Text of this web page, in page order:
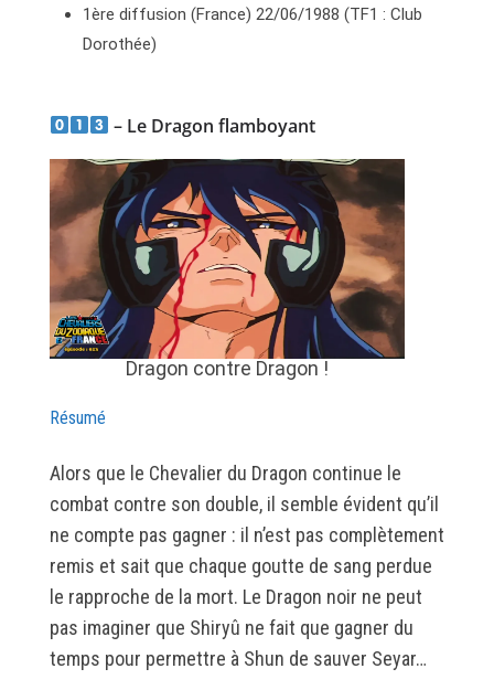
1ère diffusion (France) 22/06/1988 (TF1 : Club
Dorothée)
– Le Dragon flamboyant
Dragon contre Dragon !
Résumé
Alors que le Chevalier du Dragon continue le
combat contre son double, il semble évident qu’il
ne compte pas gagner : il n’est pas complètement
remis et sait que chaque goutte de sang perdue
le rapproche de la mort. Le Dragon noir ne peut
pas imaginer que Shiryû ne fait que gagner du
temps pour permettre à Shun de sauver Seyar…